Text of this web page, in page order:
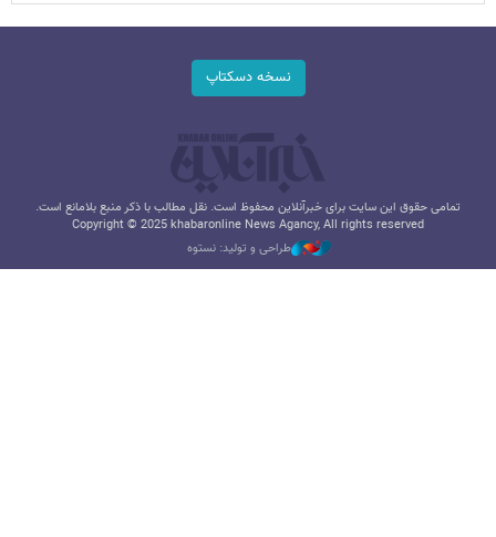
نسخه دسکتاپ
تمامی حقوق این سایت برای خبرآنلاین محفوظ است. نقل مطالب با ذکر منبع بلامانع است.
Copyright © 2025 khabaronline News Agancy, All rights reserved
طراحی و تولید: نستوه